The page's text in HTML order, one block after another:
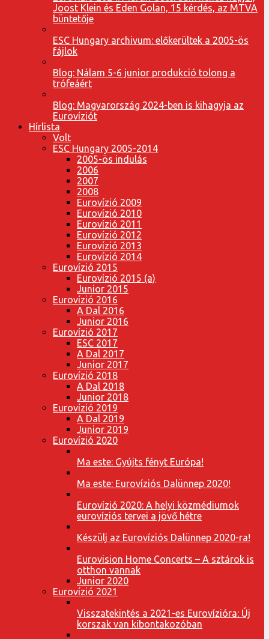
Joost Klein és Eden Golan, 15 kérdés, az MTVA
büntetője
ESC Hungary archivum: előkerültek a 2005-ös
fájlok
Blog: Nálam 5-6 junior produkció tolong a
trófeáért
Blog: Magyarország 2024-ben is kihagyja az
Eurovíziót
Hírlista
Volt
ESC Hungary 2005-2014
2005-ös indulás
2006
2007
2008
Eurovízió 2009
Eurovízió 2010
Eurovízió 2011
Eurovízió 2012
Eurovízió 2013
Eurovízió 2014
Eurovízió 2015
Eurovízió 2015 (a)
Junior 2015
Eurovízió 2016
A Dal 2016
Junior 2016
Eurovízió 2017
ESC 2017
A Dal 2017
Junior 2017
Eurovízió 2018
A Dal 2018
Junior 2018
Eurovízió 2019
A Dal 2019
Junior 2019
Eurovízió 2020
Ma este: Gyújts fényt Európa!
Ma este: Eurovíziós Dalünnep 2020!
Eurovízió 2020: A helyi közmédiumok
eurovíziós tervei a jövő hétre
Készülj az Eurovíziós Dalünnep 2020-ra!
Eurovision Home Concerts – A sztárok is
otthon vannak
Junior 2020
Eurovízió 2021
Visszatekintés a 2021-es Eurovízióra: Új
korszak van kibontakozóban